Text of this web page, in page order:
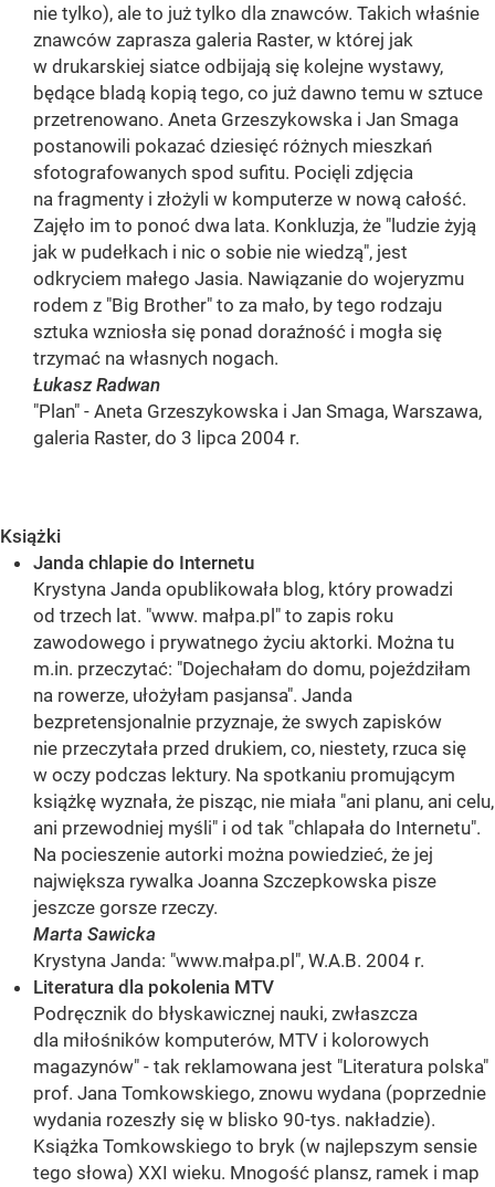
nie tylko), ale to już tylko dla znawców. Takich właśnie
znawców zaprasza galeria Raster, w której jak
w drukarskiej siatce odbijają się kolejne wystawy,
będące bladą kopią tego, co już dawno temu w sztuce
przetrenowano. Aneta Grzeszykowska i Jan Smaga
postanowili pokazać dziesięć różnych mieszkań
sfotografowanych spod sufitu. Pocięli zdjęcia
na fragmenty i złożyli w komputerze w nową całość.
Zajęło im to ponoć dwa lata. Konkluzja, że "ludzie żyją
jak w pudełkach i nic o sobie nie wiedzą", jest
odkryciem małego Jasia. Nawiązanie do wojeryzmu
rodem z "Big Brother" to za mało, by tego rodzaju
sztuka wzniosła się ponad doraźność i mogła się
trzymać na własnych nogach.
Łukasz Radwan
"Plan" - Aneta Grzeszykowska i Jan Smaga, Warszawa,
galeria Raster, do 3 lipca 2004 r.
Książki
Janda chlapie do Internetu
Krystyna Janda opublikowała blog, który prowadzi
od trzech lat. "www. małpa.pl" to zapis roku
zawodowego i prywatnego życiu aktorki. Można tu
m.in. przeczytać: "Dojechałam do domu, pojeździłam
na rowerze, ułożyłam pasjansa". Janda
bezpretensjonalnie przyznaje, że swych zapisków
nie przeczytała przed drukiem, co, niestety, rzuca się
w oczy podczas lektury. Na spotkaniu promującym
książkę wyznała, że pisząc, nie miała "ani planu, ani celu,
ani przewodniej myśli" i od tak "chlapała do Internetu".
Na pocieszenie autorki można powiedzieć, że jej
największa rywalka Joanna Szczepkowska pisze
jeszcze gorsze rzeczy.
Marta Sawicka
Krystyna Janda: "www.małpa.pl", W.A.B. 2004 r.
Literatura dla pokolenia MTV
Podręcznik do błyskawicznej nauki, zwłaszcza
dla miłośników komputerów, MTV i kolorowych
magazynów" - tak reklamowana jest "Literatura polska"
prof. Jana Tomkowskiego, znowu wydana (poprzednie
wydania rozeszły się w blisko 90-tys. nakładzie).
Książka Tomkowskiego to bryk (w najlepszym sensie
tego słowa) XXI wieku. Mnogość plansz, ramek i map